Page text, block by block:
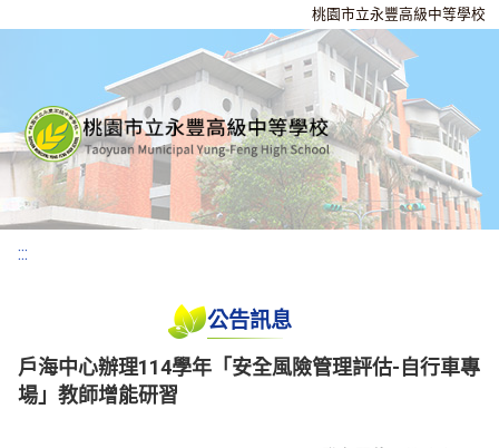
桃園市立永豐高級中等學校
:::
公告訊息
戶海中心辦理114學年「安全風險管理評估-自行車專
場」教師增能研習